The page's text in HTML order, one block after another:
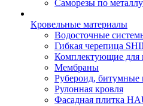
Саморезы по металлу
Кровельные материалы
Водосточные
Гибкая черепица
Комплектующие для
Мембраны
Рубероид, битумные
Рулонная кровля
Фасадная плитка